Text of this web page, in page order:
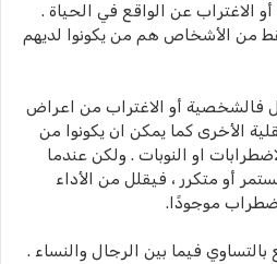
الاغتراب عن الواقع في الحياة .
، لكنو حوالي 2? فقط من الأشخاص هم من يكونوا لديهم
فالشخصية أو الاغتراب من اعراض
الأخرى كما يمكن ان يكونوا من
او النوبات . ولكن عندما
أو متكرر ، فيقلل من الأداء
موجودًا.
فيما بين الرجال والنساء .